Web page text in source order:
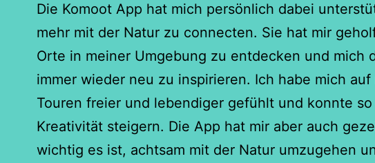
Die Komoot App hat mich persönlich dabei
mehr mit der Natur zu connecten. Sie hat mir
Orte in meiner Umgebung zu entdecken und mich
immer wieder neu zu inspirieren. Ich habe mich auf
Touren freier und lebendiger gefühlt und konnte
Kreativität steigern. Die App hat mir aber auch
wichtig es ist, achtsam mit der Natur umzugehen